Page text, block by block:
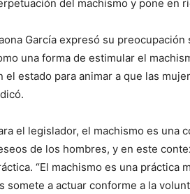
del machismo y pone en
García expresó su
una forma de estimular el
el estado para animar a que las
el legislador, el machismo es una
de los hombres, y en este
“El machismo es una práctica
somete a actuar conforme a la